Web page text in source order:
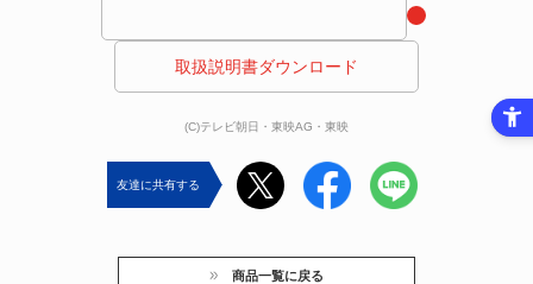
取扱説明書ダウンロード
(C)テレビ朝日・東映AG・東映
友達に共有する
商品一覧に戻る